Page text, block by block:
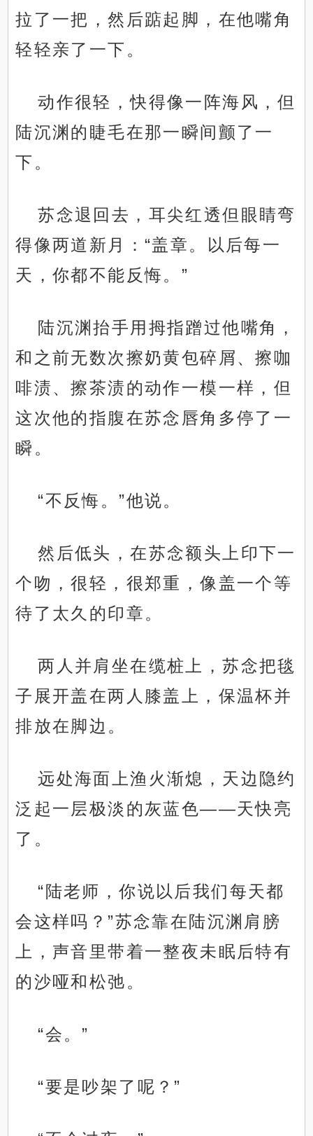
拉了一把，然后踮起脚，在他嘴角
轻轻亲了一下。
动作很轻，快得像一阵海风，但
陆沉渊的睫毛在那一瞬间颤了一
下。
苏念退回去，耳尖红透但眼睛弯
得像两道新月：“盖章。以后每一
天，你都不能反悔。”
陆沉渊抬手用拇指蹭过他嘴角，
和之前无数次擦奶黄包碎屑、擦咖
啡渍、擦茶渍的动作一模一样，但
这次他的指腹在苏念唇角多停了一
瞬。
“不反悔。”他说。
然后低头，在苏念额头上印下一
个吻，很轻，很郑重，像盖一个等
待了太久的印章。
两人并肩坐在缆桩上，苏念把毯
子展开盖在两人膝盖上，保温杯并
排放在脚边。
远处海面上渔火渐熄，天边隐约
泛起一层极淡的灰蓝色——天快亮
了。
“陆老师，你说以后我们每天都
会这样吗？”苏念靠在陆沉渊肩膀
上，声音里带着一整夜未眠后特有
的沙哑和松弛。
“会。”
“要是吵架了呢？”